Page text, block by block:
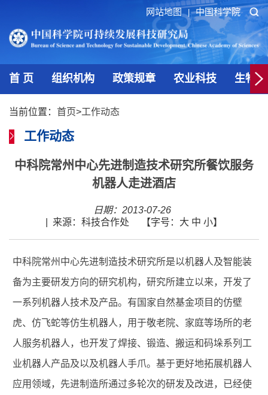
网站地图 中国科学院
首 页 组织机构 政策规章 农业科技 生物
当前位置： 首页>工作动态
工作动态
中科院常州中心先进制造技术研究所餐饮服务
机器人走进酒店
日期：2013-07-26
来源：科技合作处 【字号： 大 中 小】
中科院常州中心先进制造技术研究所是以机器人及智能装
备为主要研发方向的研究机构，研究所建立以来，开发了
一系列机器人技术及产品。有国家自然基金项目的仿壁
虎、仿飞蛇等仿生机器人，用于敬老院、家庭等场所的老
人服务机器人，也开发了焊接、锻造、搬运和码垛系列工
业机器人产品及以及机器人手爪。基于更好地拓展机器人
应用领域，先进制造所通过多轮次的研发及改进，已经使